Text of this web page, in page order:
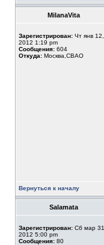
MilanaVita
Зарегистрирован: Чт янв 12,
2012 1:19 pm
Сообщения: 604
Откуда: Москва,СВАО
Вернуться к началу
Salamata
Зарегистрирован: Сб мар 31,
2012 5:00 pm
Сообщения: 80